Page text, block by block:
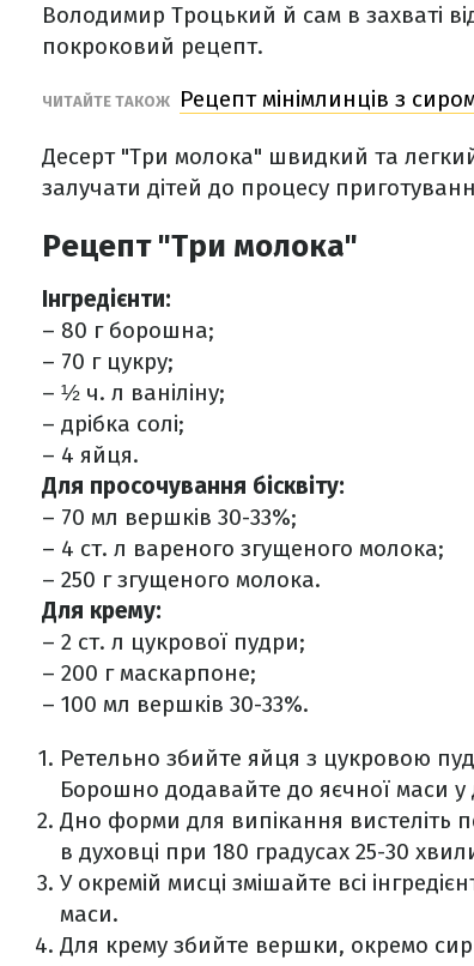
Володимир Троцький й сам в захваті
покроковий рецепт.
ЧИТАЙТЕ ТАКОЖ Рецепт мінімлинців з
Десерт "Три молока" швидкий та
залучати дітей до процесу
Рецепт "Три молока"
Інгредієнти:
– 80 г борошна;
– 70 г цукру;
– ½ ч. л ваніліну;
– дрібка солі;
– 4 яйця.
Для просочування бісквіту:
– 70 мл вершків 30-33%;
– 4 ст. л вареного згущеного молока;
– 250 г згущеного молока.
Для крему:
– 2 ст. л цукрової пудри;
– 200 г маскарпоне;
– 100 мл вершків 30-33%.
Ретельно збийте яйця з цукровою
Борошно додавайте до яєчної маси у
Дно форми для випікання вистеліть
в духовці при 180 градусах 25-30
У окремій мисці змішайте всі
маси.
Для крему збийте вершки, окремо